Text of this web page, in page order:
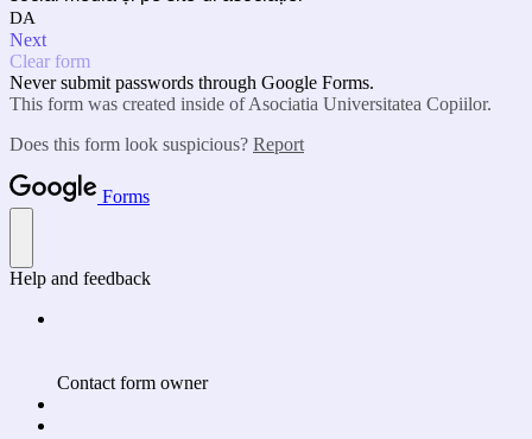
DA
Next
Clear form
Never submit passwords through Google Forms.
This form was created inside of Asociatia Universitatea Copiilor.
Does this form look suspicious? Report
Forms
Help and feedback
Contact form owner